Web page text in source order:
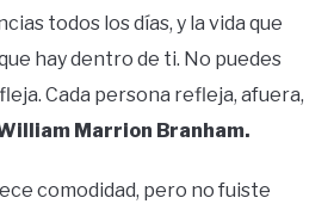
todos los días, y la vida que
hay dentro de ti. No puedes
Cada persona refleja, afuera,
Marrion Branham.
comodidad, pero no fuiste